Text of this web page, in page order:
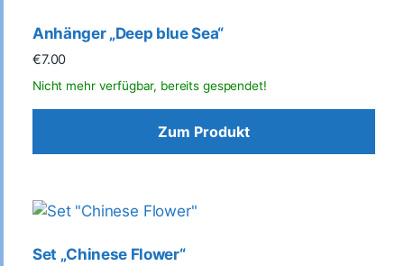
Anhänger „Deep blue Sea“
€7.00
Zum Produkt
Set „Chinese Flower“